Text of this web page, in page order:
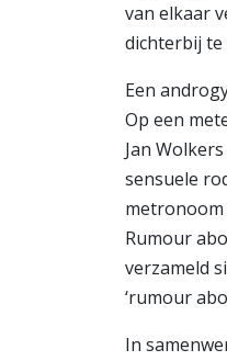
van elkaar
dichterbij te
Een
Op een
Jan
sensuele
metronoom
Rumour
verzameld
‘rumour
In